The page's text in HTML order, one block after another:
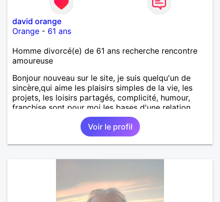
david orange
Orange - 61 ans
Homme divorcé(e) de 61 ans recherche rencontre
amoureuse
Bonjour nouveau sur le site, je suis quelqu'un de
sincère,qui aime les plaisirs simples de la vie, les
projets, les loisirs partagés, complicité, humour,
franchise sont pour moi les bases d'une relation.
Voir le profil